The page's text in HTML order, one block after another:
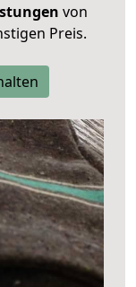
von
Preis.